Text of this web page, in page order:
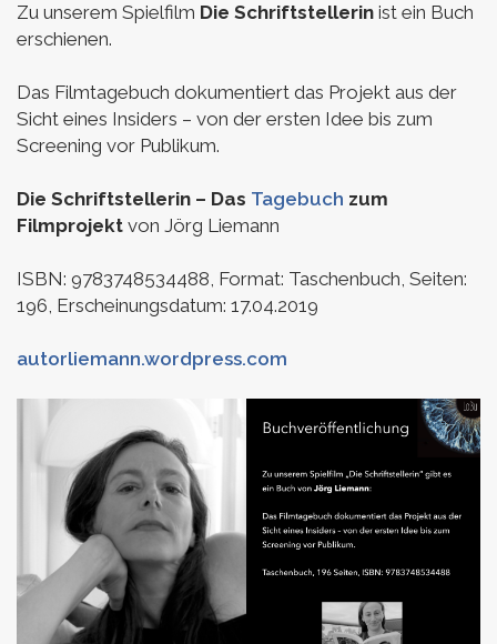
Zu unserem Spielfilm Die Schriftstellerin ist ein Buch
erschienen.
Das Filmtagebuch dokumentiert das Projekt aus der
Sicht eines Insiders – von der ersten Idee bis zum
Screening vor Publikum.
Die Schriftstellerin – Das Tagebuch zum
Filmprojekt von Jörg Liemann
ISBN: 9783748534488, Format: Taschenbuch, Seiten:
196, Erscheinungsdatum: 17.04.2019
autorliemann.wordpress.com